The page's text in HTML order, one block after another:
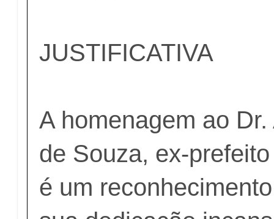
JUSTIFICATIVA
A homenagem ao
de Souza, ex-
é um